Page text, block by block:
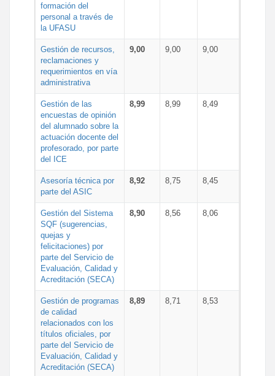
formación del
personal a través de
la UFASU
Gestión de recursos,
reclamaciones y
requerimientos en vía
administrativa
9,00 9,00 9,00
Gestión de las
encuestas de opinión
del alumnado sobre la
actuación docente del
profesorado, por parte
del ICE
8,99 8,99 8,49
Asesoría técnica por
parte del ASIC
8,92 8,75 8,45
Gestión del Sistema
SQF (sugerencias,
quejas y
felicitaciones) por
parte del Servicio de
Evaluación, Calidad y
Acreditación (SECA)
8,90 8,56 8,06
Gestión de programas
de calidad
relacionados con los
títulos oficiales, por
parte del Servicio de
Evaluación, Calidad y
Acreditación (SECA)
8,89 8,71 8,53